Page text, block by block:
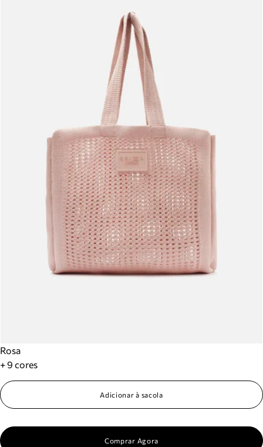
Rosa
+ 9 cores
Adicionar à sacola
Comprar Agora